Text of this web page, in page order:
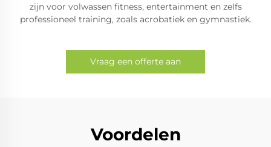
zijn voor volwassen fitness, entertainment en zelfs
professioneel training, zoals acrobatiek en gymnastiek.
Vraag een offerte aan
Voordelen